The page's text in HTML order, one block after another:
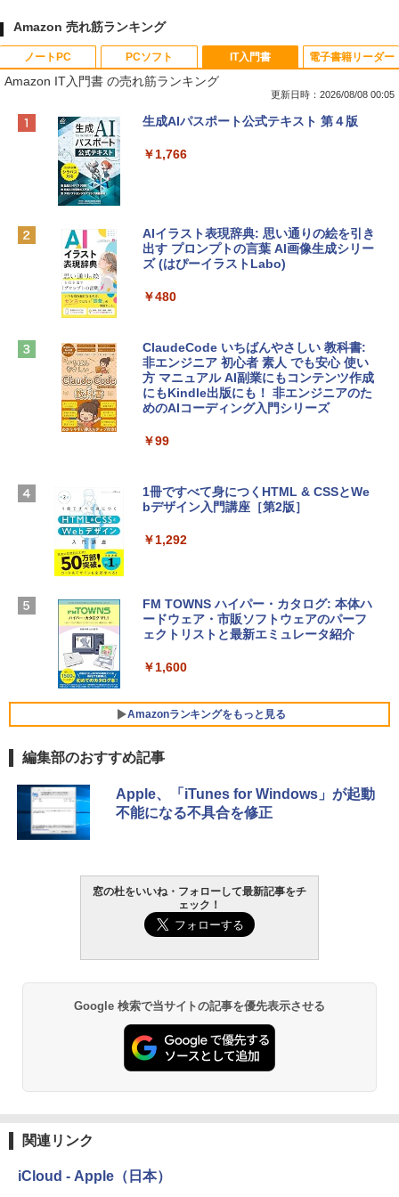
Amazon 売れ筋ランキング
ノートPC
Apple 2026 MacBook Neo A18 Proチッ
e Intelligence、Liquid Retinaディスプ
￥162,598
tomtoc 360°保護 15.6 16インチ パソコ
￥2,952
Apple 2026 MacBook Air M5チップ搭載
igence、13.6インチLiquid Retinaディ
ームカメラ、日本語キーボード、Touch I
D - シルバー
￥261,414
ン 15-fd 15.6インチ 16GBメモリ 512GB
SSD インテル Core 5
ersonal/Copilotキー搭載/Win 11/15.6型/
Core i5/16GB/SSD 512GB/ホワイト) FM
PCソフト
Robloxギフトカード - 800 Robux 【限
インゲームコード】 ロブロックス | オン
Robloxギフトカード - 1000 Robux 【限
定バーチャルアイテムを含む】 【オンラ
ラインコード版
Microsoft Office Home & Business 202
4(最新 永続版)|オンラインコード版|Wind
ows11、10/mac対応|PC2台
￥39,582
Robloxギフトカード - 2,000 Robux 【限
定バーチャルアイテムを含む】 【オンラ
ラインコード版
Windows版 | Minecraft (マインクラフ
ト): Java & Bedrock Edition | オンライ
IT入門書
Amazon IT入門書 の売れ筋ランキング
更新日時：2026/08/08 00:05
生成AIパスポート公式テキスト 第４版
￥1,766
AIイラスト表現辞典: 思い通りの絵を引き
出す プロンプトの言葉 AI画像生成シリー
ズ (はぴーイラストLabo)
￥480
ClaudeCode いちばんやさしい 教科書:
非エンジニア 初心者 素人 でも安心 使い
方 マニュアル AI副業にもコンテンツ作成
にもKindle出版にも！ 非エンジニアのた
めのAIコーディング入門シリーズ
￥99
1冊ですべて身につくHTML & CSSとWe
bデザイン入門講座［第2版］
￥1,292
FM TOWNS ハイパー・カタログ: 本体ハ
ードウェア・市販ソフトウェアのパーフ
ェクトリストと最新エミュレータ紹介
￥1,600
Amazonランキングをもっと見る
電子書籍リーダー
Amazon Kindle Paperwhite (16GB) 7イ
ンチディスプレイ、色調調節ライト、12
週間持続バッテリー、広告なし、ブラッ
Amazon Kindle - 目に優しい、かさばら
ない、大きな画面で読みやすい、6週間持
書籍リーダー、ブラック、16GB、広告な
￥16,980
Kindle Paperwhite シグニチャーエディ
ション (32GB) 7インチディスプレイ、明
るさ自動調整、色調調節ライト、12週間
編集部のおすすめ記事
Apple、「iTunes for Windows」が起動
不能になる不具合を修正
窓の杜をいいね・フォローして最新記事をチ
ェック！
Google 検索で当サイトの記事を優先表示させる
関連リンク
iCloud - Apple（日本）